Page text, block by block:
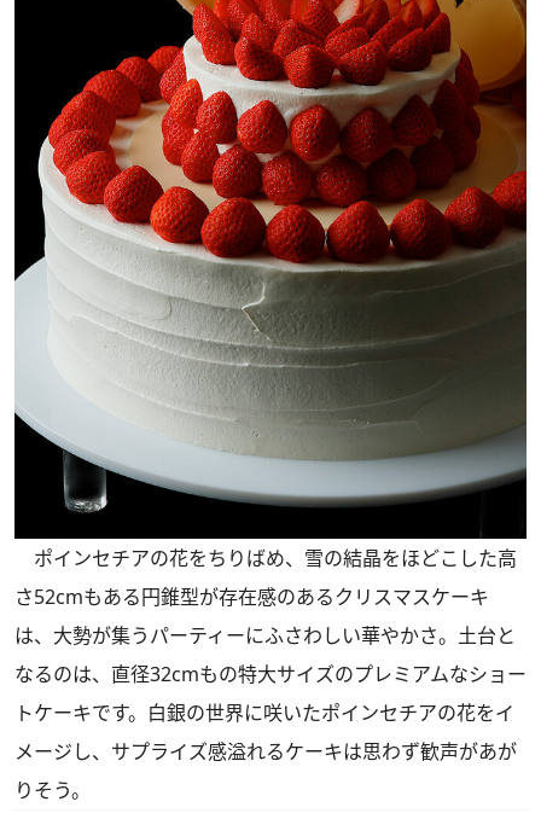
ポインセチアの花をちりばめ、雪の結晶をほどこした高
さ52cmもある円錐型が存在感のあるクリスマスケーキ
は、大勢が集うパーティーにふさわしい華やかさ。土台と
なるのは、直径32cmもの特大サイズのプレミアムなショー
トケーキです。白銀の世界に咲いたポインセチアの花をイ
メージし、サプライズ感溢れるケーキは思わず歓声があが
りそう。